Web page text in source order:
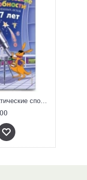
Развиваю математические способности. Для детей 6-7 лет